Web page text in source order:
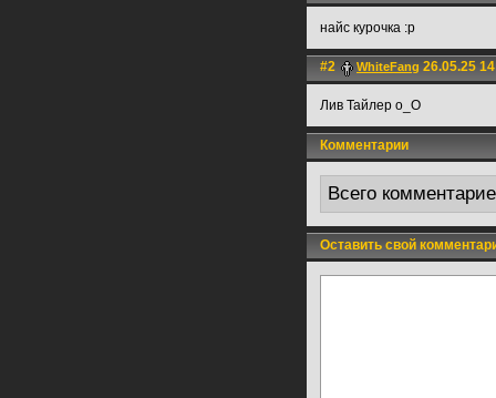
найс курочка :р
#2 WhiteFаng 26.05.25
Лив Тайлер о_О
Комментарии
Всего
Оставить свой